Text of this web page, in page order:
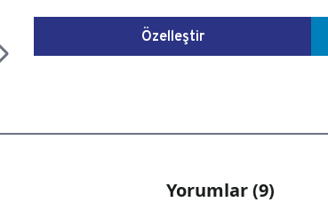
Özelleştir
Yorumlar (9)